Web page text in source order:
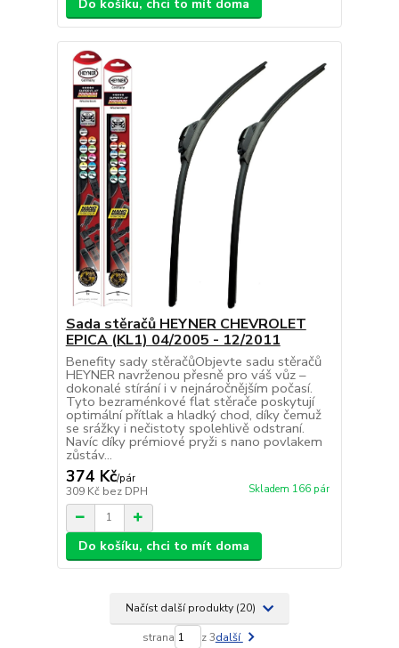
Do košíku, chci to mít doma
Sada stěračů HEYNER CHEVROLET
EPICA (KL1) 04/2005 - 12/2011
Benefity sady stěračůObjevte sadu stěračů
HEYNER navrženou přesně pro váš vůz –
dokonalé stírání i v nejnáročnějším počasí.
Tyto bezraménkové flat stěrače poskytují
optimální přítlak a hladký chod, díky čemuž
se srážky i nečistoty spolehlivě odstraní.
Navíc díky prémiové pryži s nano povlakem
zůstáv...
374 Kč/pár
309 Kč bez DPH Skladem 166 pár
Do košíku, chci to mít doma
Načíst další produkty (20)
strana z 3další